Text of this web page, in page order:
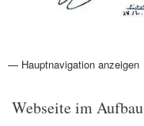
Hauptnavigation
— Hauptnavigation anzeigen
Aktionen
Friedensbewegung
Friedensprojekte
Home
Konflikte
Links
Narichtenlinks
News
Politik
Termine
Texte
Kunst
Friedensexperten
Friedensforschung
Friedensinitiativen
Friedensnachrichten
Webseite im Aufbau